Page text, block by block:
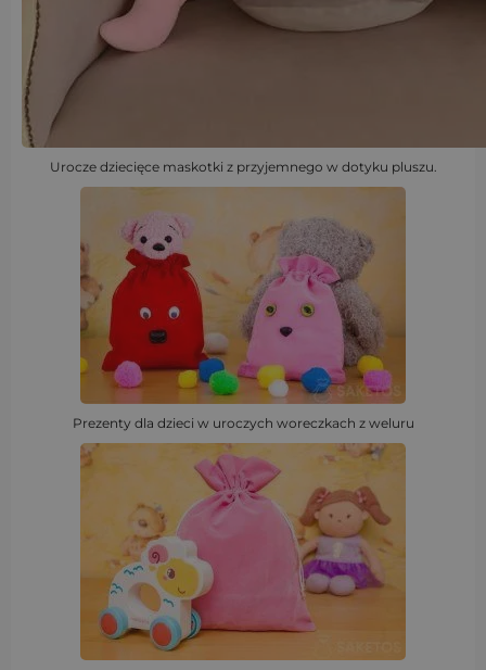
Urocze dziecięce maskotki z przyjemnego w dotyku pluszu.
Prezenty dla dzieci w uroczych woreczkach z weluru